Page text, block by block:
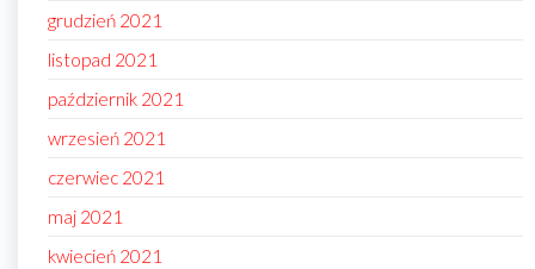
grudzień 2021
listopad 2021
październik 2021
wrzesień 2021
czerwiec 2021
maj 2021
kwiecień 2021